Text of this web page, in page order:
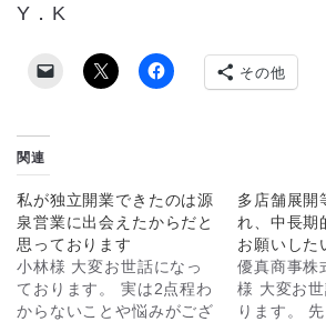
Y．K
その他
関連
私が独立開業できたのは源
泉営業に出会えたからだと
思っております
小林様 大変お世話になっ
ております。 実は2点程わ
からないことや悩みがござ
多店舗展開
れ、中長期
お願いした
優真商事株
様 大変お
ります。